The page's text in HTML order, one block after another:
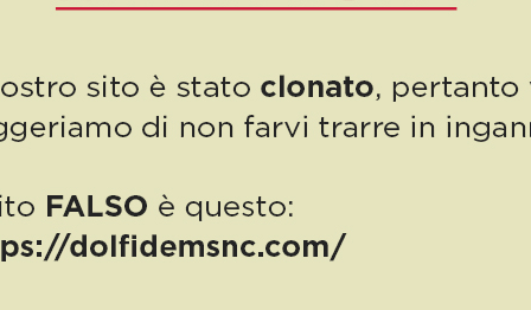
avventure: l’ultima novità è l’utilissima scatola […]
0 Read more